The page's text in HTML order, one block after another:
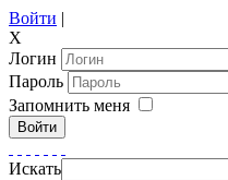
Войти |
X
Логин
Пароль
Запомнить меня
Войти
Искать